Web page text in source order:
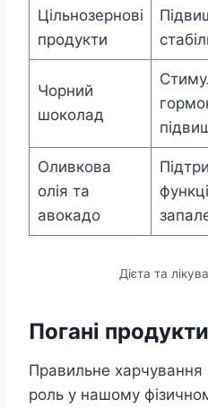
Цільнозернові
продукти
Чорний
шоколад
Оливкова
олія та
авокадо
Дієта та
Погані
Правильне харчування
роль у нашому